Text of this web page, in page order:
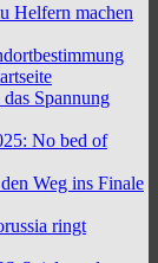
Helfern machen
Spannung
No bed of
Weg ins Finale
ringt